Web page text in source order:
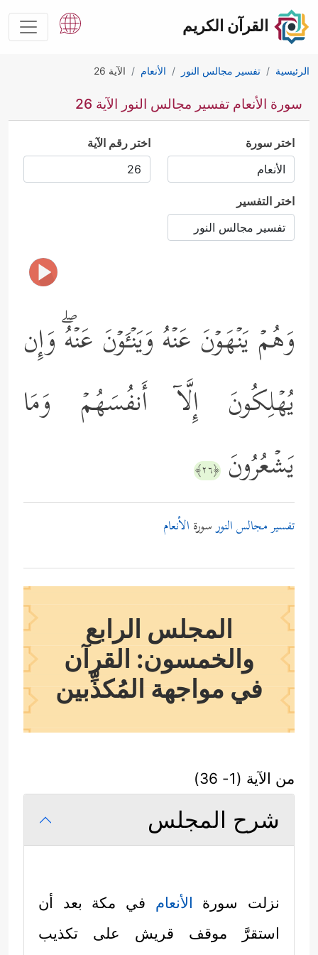
القرآن الكريم
الرئيسية تفسير مجالس النور الأنعام الآية 26
سورة الأنعام تفسير مجالس النور الآية 26
اختر سورة اختر رقم الآية
اختر التفسير
وَهُمۡ یَنۡهَوۡنَ عَنۡهُ وَیَنۡـَٔوۡنَ عَنۡهُۖ وَإِن
یُهۡلِكُونَ إِلَّاۤ أَنفُسَهُمۡ وَمَا
یَشۡعُرُونَ ﴿٢٦﴾
تفسير مجالس النورسورة الأنعام
المجلس الرابع
والخمسون: القرآن
في مواجهة المُكذِّبين
من الآية (1- 36)
شرح المجلس
نزلت سورة الأنعام في مكة بعد أن
استقرَّ موقف قريش على تكذيب